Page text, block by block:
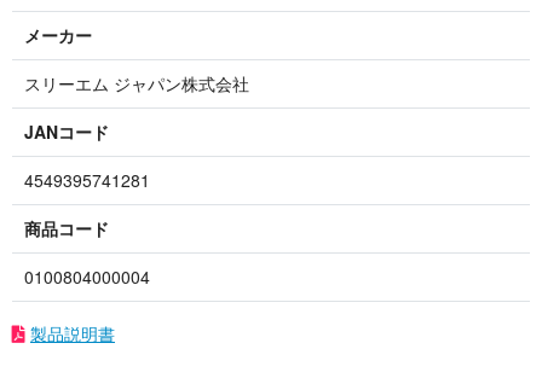
メーカー
スリーエム ジャパン株式会社
JANコード
4549395741281
商品コード
0100804000004
製品説明書